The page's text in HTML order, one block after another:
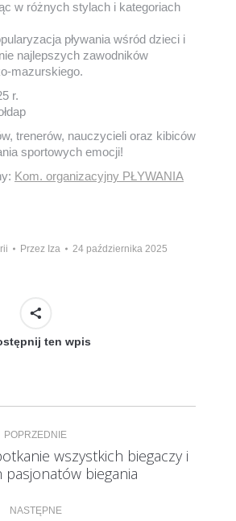
w różnych stylach i kategoriach
pływania wśród dzieci i
najlepszych zawodników
mazurskiego.
r.
trenerów, nauczycieli oraz kibiców
sportowych emocji!
Kom. organizacyjny PŁYWANIA
Przez Iza 24 października 2025
ten wpis
POPRZEDNIE
Poprzedni
wpis:
wszystkich biegaczy i
pasjonatów biegania
NASTĘPNE